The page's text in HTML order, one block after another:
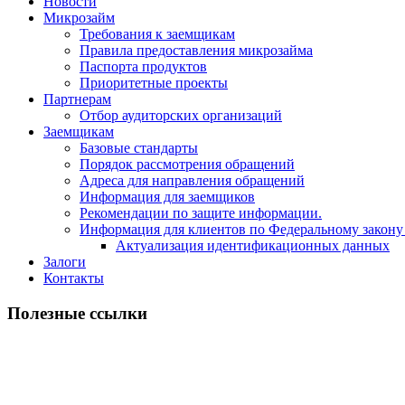
Микрозайм
Требования к заемщикам
Правила предоставления микрозайма
Паспорта продуктов
Приоритетные проекты
Партнерам
Отбор аудиторских организаций
Заемщикам
Базовые стандарты
Порядок рассмотрения обращений
Адреса для направления обращений
Информация для заемщиков
Рекомендации по защите информации.
Информация для клиентов по Федеральному
Актуализация идентификационных данных
Залоги
Контакты
Полезные ссылки